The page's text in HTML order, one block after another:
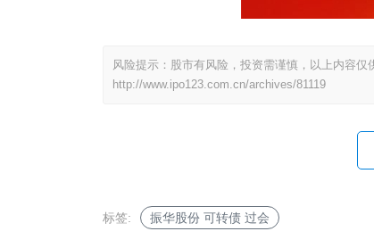
风险提示：股市有风险，投资需谨慎，以上内容仅
http://www.ipo123.com.cn/archives/81119
标签: 振华股份 可转债 过会